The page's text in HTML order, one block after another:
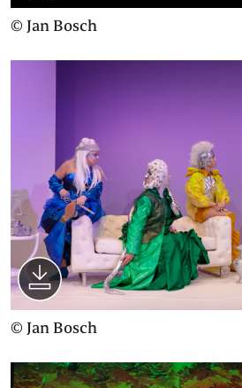
© Jan Bosch
© Jan Bosch